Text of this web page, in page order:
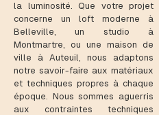
la luminosité. Que votre projet
concerne un loft moderne à
Belleville, un studio à
Montmartre, ou une maison de
ville à Auteuil, nous adaptons
notre savoir-faire aux matériaux
et techniques propres à chaque
époque. Nous sommes aguerris
aux contraintes techniques